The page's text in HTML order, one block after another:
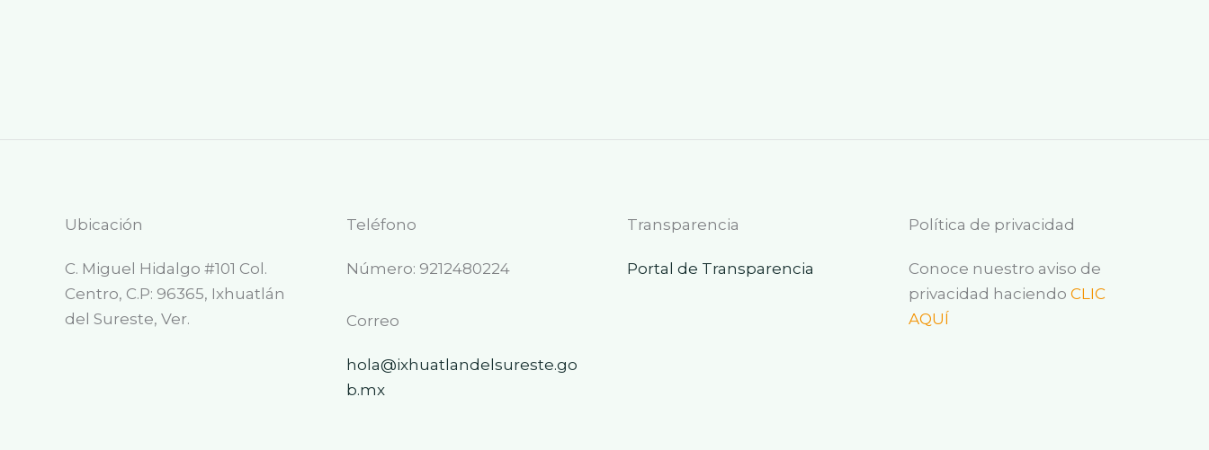
Ubicación
C. Miguel Hidalgo #101 Col.
Centro, C.P: 96365, Ixhuatlán
del Sureste, Ver.
Teléfono
Número: 9212480224
Correo
hola@ixhuatlandelsureste.go
b.mx
Transparencia
Portal de Transparencia
Política de privacidad
Conoce nuestro aviso de
privacidad haciendo CLIC
AQUÍ